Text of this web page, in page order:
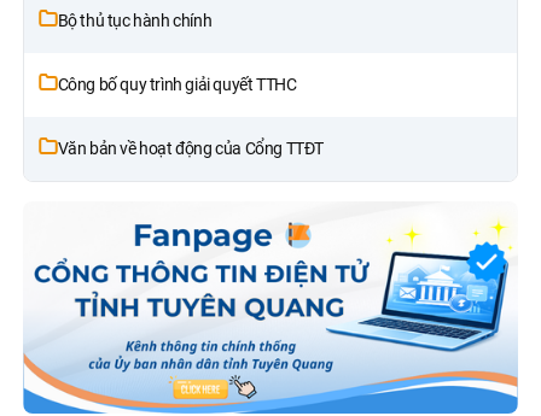
Bộ thủ tục hành chính
Công bố quy trình giải quyết TTHC
Văn bản về hoạt động của Cổng TTĐT